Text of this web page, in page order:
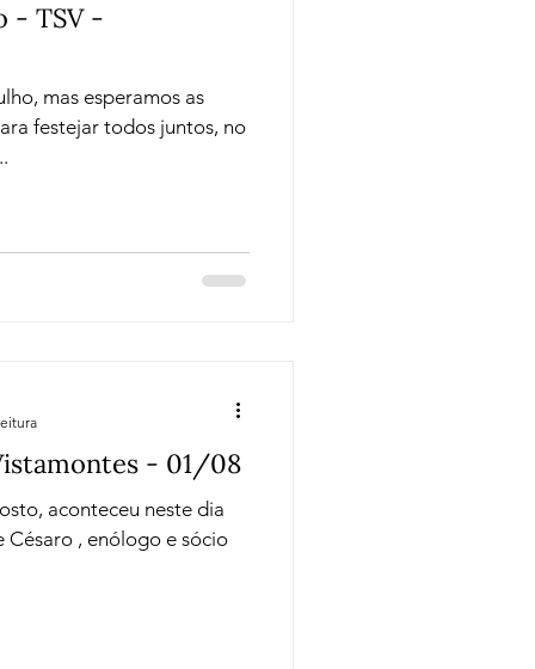
- TSV -
mas esperamos as
festejar todos juntos, no
- 01/08
aconteceu neste dia